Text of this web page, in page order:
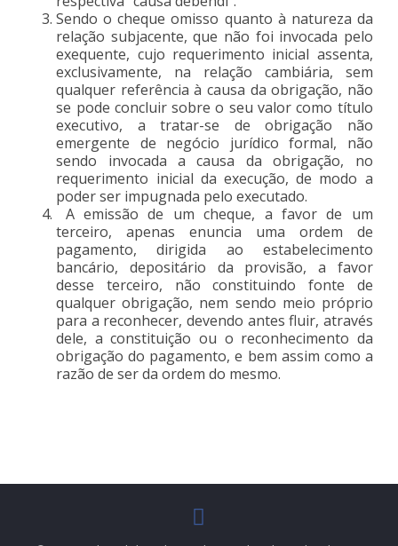
Sendo o cheque omisso quanto à natureza da
relação subjacente, que não foi invocada pelo
exequente, cujo requerimento inicial assenta,
exclusivamente, na relação cambiária, sem
qualquer referência à causa da obrigação, não
se pode concluir sobre o seu valor como título
executivo, a tratar-se de obrigação não
emergente de negócio jurídico formal, não
sendo invocada a causa da obrigação, no
requerimento inicial da execução, de modo a
poder ser impugnada pelo executado.
A emissão de um cheque, a favor de um
terceiro, apenas enuncia uma ordem de
pagamento, dirigida ao estabelecimento
bancário, depositário da provisão, a favor
desse terceiro, não constituindo fonte de
qualquer obrigação, nem sendo meio próprio
para a reconhecer, devendo antes fluir, através
dele, a constituição ou o reconhecimento da
obrigação do pagamento, e bem assim como a
razão de ser da ordem do mesmo.